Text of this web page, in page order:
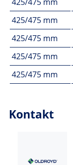
425/475 mm
425/475 mm
425/475 mm
425/475 mm
Kontakt